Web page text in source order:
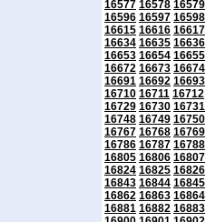
16577 16578 16579
16596 16597 16598
16615 16616 16617
16634 16635 16636
16653 16654 16655
16672 16673 16674
16691 16692 16693
16710 16711 16712
16729 16730 16731
16748 16749 16750
16767 16768 16769
16786 16787 16788
16805 16806 16807
16824 16825 16826
16843 16844 16845
16862 16863 16864
16881 16882 16883